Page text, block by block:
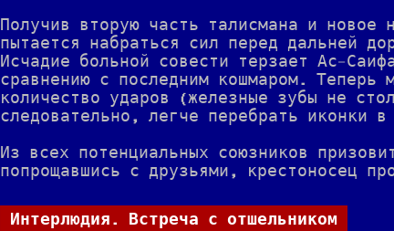
Получив вторую часть талисмана и новое
пытается набраться сил перед дальней
Исчадие больной совести терзает Ас-
сравнению с последним кошмаром. Теперь
количество ударов (железные зубы не
следовательно, легче перебрать иконки в
Из всех потенциальных союзников
попрощавшись с друзьями, крестоносец
Интерлюдия. Встреча с отшельником